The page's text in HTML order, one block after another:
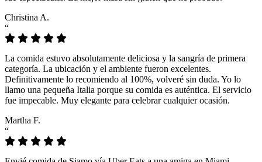
Christina A.
“
La comida estuvo absolutamente deliciosa y la sangría de primera
categoría. La ubicación y el ambiente fueron excelentes.
Definitivamente lo recomiendo al 100%, volveré sin duda. Yo lo
llamo una pequeña Italia porque su comida es auténtica. El servicio
fue impecable. Muy elegante para celebrar cualquier ocasión.
Martha F.
“